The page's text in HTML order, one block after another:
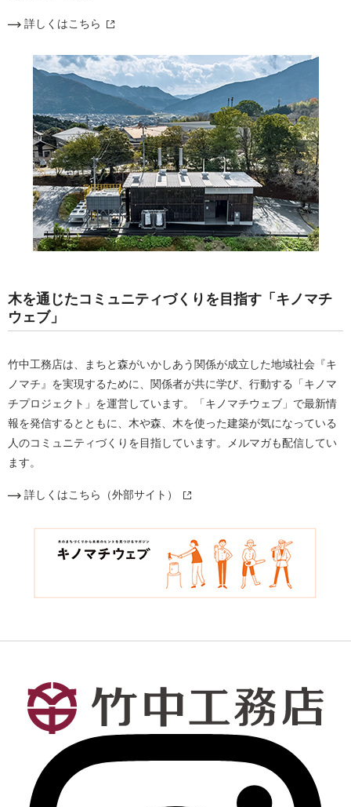
詳しくはこちら
木を通じたコミュニティづくりを目指す「キノマチ
ウェブ」
竹中工務店は、まちと森がいかしあう関係が成立した地域社会『キ
ノマチ』を実現するために、関係者が共に学び、行動する「キノマ
チプロジェクト」を運営しています。「キノマチウェブ」で最新情
報を発信するとともに、木や森、木を使った建築が気になっている
人のコミュニティづくりを目指しています。メルマガも配信してい
ます。
詳しくはこちら（外部サイト）